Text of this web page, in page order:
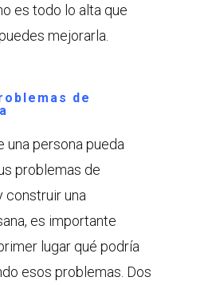
es todo lo alta que
mejorarla.
de
una persona pueda
problemas de
construir una
es importante
lugar qué podría
esos problemas. Dos